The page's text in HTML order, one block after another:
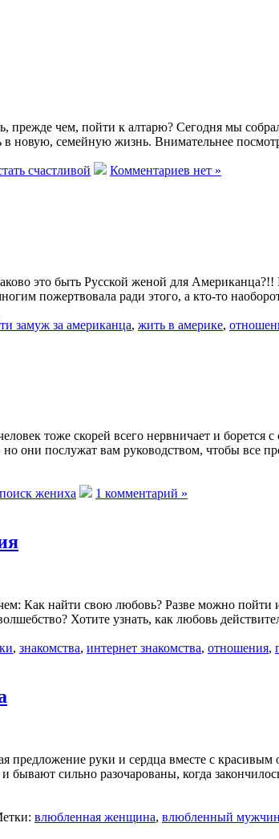
чем, пойти к алтарю? Сегодня мы
новую, семейную жизнь. Внимательнее
счастливой
Комментариев нет »
это быть Русской женой для
пожертвовала ради этого, а кто-то
замуж за американца, жить в америке,
тоже скорей всего нервничает и
они послужат вам руководством, чтобы
поиск жениха
1 комментарий »
Как найти свою любовь? Разве можно пойти
Хотите узнать, как любовь
, знакомства, интернет знакомства, отношения,
руки и сердца вместе с
сильно разочарованы, когда
влюбленная женщина, влюбленный